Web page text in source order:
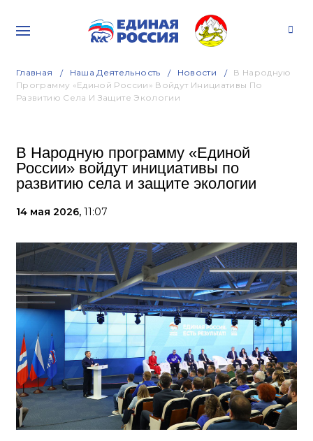
Главная Наша Деятельность Новости
В Народную
Программу «Единой России» Войдут Инициативы По
Развитию Села И Защите Экологии
В Народную программу «Единой
России» войдут инициативы по
развитию села и защите экологии
14 мая 2026, 11:07